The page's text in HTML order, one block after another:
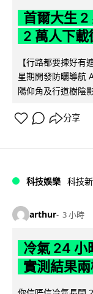
首爾大生 2
2 萬人下載
【行路都要揀好
星期開發防曬導航
陽仰角及行道樹陰
分享
科技娛樂 科技
arthur 3 小時
冷氣 24 小
實測結果